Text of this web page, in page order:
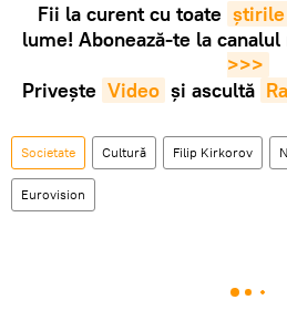
Fii la curent cu toate știrile
lume! Abonează-te la
>>>
Privește Video și ascultă
Societate Cultură Filip Kirkorov
Eurovision